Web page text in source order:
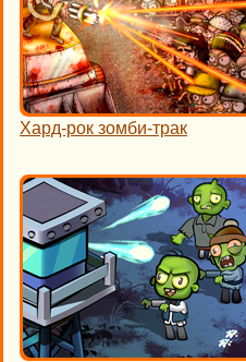
Хард-рок зомби-трак